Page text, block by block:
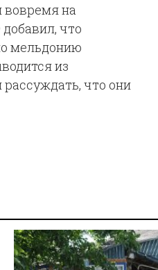
вовремя на
что
мельдонию
из
рассуждать, что они